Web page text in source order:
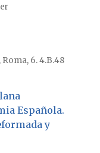
6. 4.B.48
Española.
y